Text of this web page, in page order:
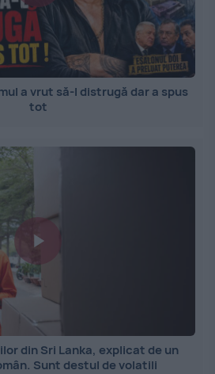
a vrut să-l distrugă dar a spus
tot
din Sri Lanka, explicat de un
Sunt destul de volatili